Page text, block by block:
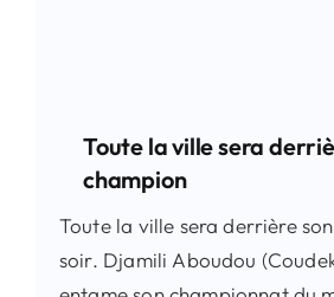
Toute la ville sera
champion
Toute la ville sera derrière
soir. Djamili Aboudou